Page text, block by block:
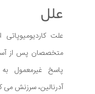
علل
علت
متخصصان پس از
پاسخ غیرمعمول
آدرنالین، سرزنش می